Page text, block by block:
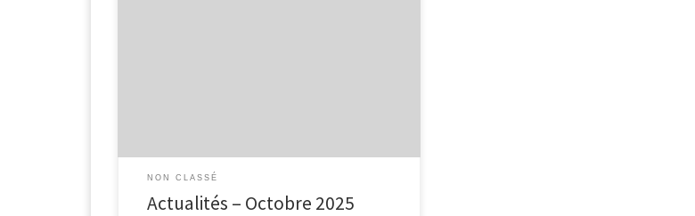
NON CLASSÉ
Actualités – Octobre 2025